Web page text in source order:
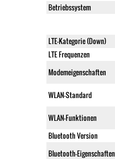
Betriebssystem
LTE-Kategorie (Down)
LTE Frequenzen
Modemeigenschaften
WLAN-Standard
WLAN-Funktionen
Bluetooth Version
Bluetooth-Eigenschaften